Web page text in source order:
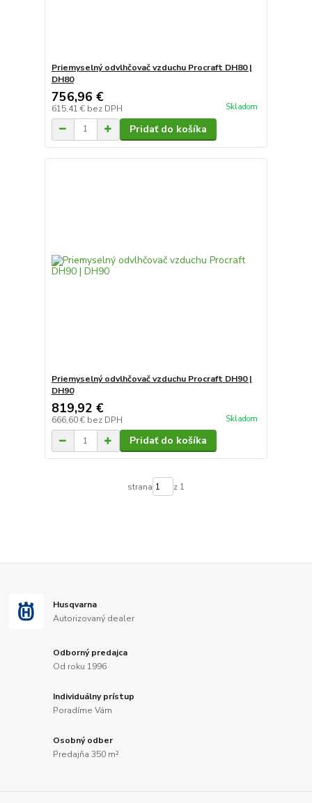
Priemyselný odvlhčovač vzduchu Procraft DH80 |
DH80
756,96 €
615,41 € bez DPH Skladom
Pridať do košíka
Priemyselný odvlhčovač vzduchu Procraft DH90 |
DH90
819,92 €
666,60 € bez DPH Skladom
Pridať do košíka
strana z 1
Husqvarna
Autorizovaný dealer
Odborný predajca
Od roku 1996
Individuálny prístup
Poradíme Vám
Osobný odber
Predajňa 350 m²